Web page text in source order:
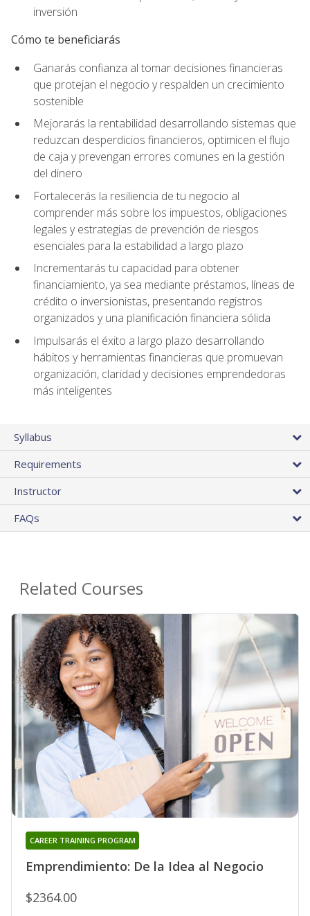
inversión
Cómo te beneficiarás
Ganarás confianza al tomar decisiones financieras
que protejan el negocio y respalden un crecimiento
sostenible
Mejorarás la rentabilidad desarrollando sistemas que
reduzcan desperdicios financieros, optimicen el flujo
de caja y prevengan errores comunes en la gestión
del dinero
Fortalecerás la resiliencia de tu negocio al
comprender más sobre los impuestos, obligaciones
legales y estrategias de prevención de riesgos
esenciales para la estabilidad a largo plazo
Incrementarás tu capacidad para obtener
financiamiento, ya sea mediante préstamos, líneas de
crédito o inversionistas, presentando registros
organizados y una planificación financiera sólida
Impulsarás el éxito a largo plazo desarrollando
hábitos y herramientas financieras que promuevan
organización, claridad y decisiones emprendedoras
más inteligentes
Syllabus
Requirements
Instructor
FAQs
Related Courses
Emprendimiento: De la Idea al Negocio
CAREER TRAINING PROGRAM
$2364.00